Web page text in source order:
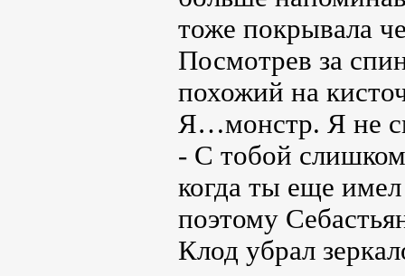
тоже покрывала
Посмотрев за
похожий на
Я…монстр. Я не
- С тобой
когда ты еще
поэтому
Клод убрал